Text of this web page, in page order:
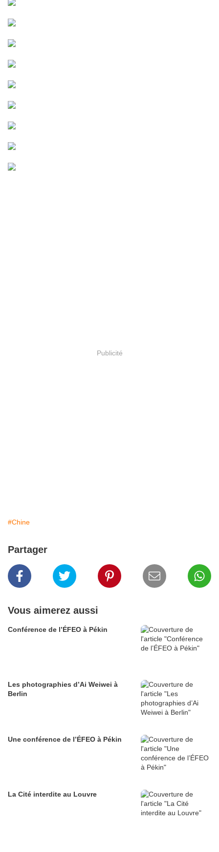
Publicité
#Chine
Partager
Vous aimerez aussi
Conférence de l’ÉFEO à Pékin
Les photographies d’Ai Weiwei à
Berlin
Une conférence de l’ÉFEO à Pékin
La Cité interdite au Louvre